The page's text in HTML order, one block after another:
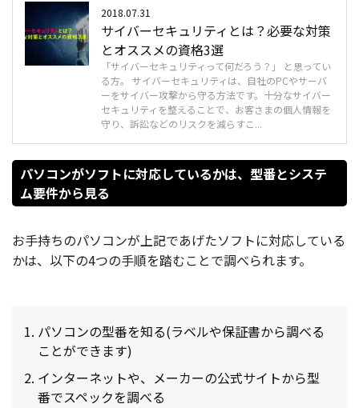
2018.07.31
サイバーセキュリティとは？必要な対策
とオススメの資格3選
「サイバーセキュリティって何だろう？」 と思ってい
る方。 サイバーセキュリティは、自社のPCやサーバ
ーをサイバー攻撃から守る方法です。十分なサイバー
セキュリティを整えることで、お客さまの個人情報を
守り、訴訟などのリスクを減らすこ...
パソコンがソフトに対応しているかは、型番とシステ
ム要件から見る
お手持ちのパソコンが上記であげたソフトに対応している
かは、以下の4つの手順を踏むことで調べられます。
パソコンの型番を知る(ラベルや保証書から調べる
ことができます)
インターネットや、メーカーの公式サイトから型
番でスペックを調べる